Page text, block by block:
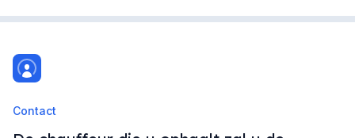
Contact